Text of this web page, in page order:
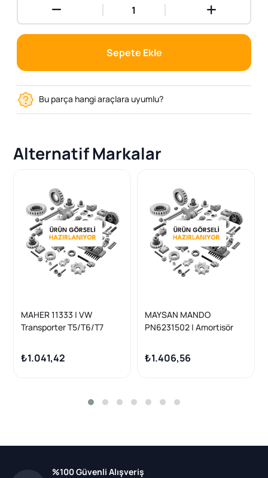
Sepete Ekle
Bu parça hangi araçlara uyumlu?
Alternatif Markalar
MAHER 11333 | VW
Transporter T5/T6/T7
Amortisör
₺1.041,42
MAYSAN MANDO
PN6231502 | Amortisör
Uzun Şase 1.9 TDI 2003-
2011
₺1.406,56
%100 Güvenli Alışveriş